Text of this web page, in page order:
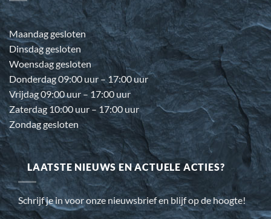
Maandag gesloten
Dinsdag gesloten
Woensdag gesloten
Donderdag 09:00 uur – 17:00 uur
Vrijdag 09:00 uur – 17:00 uur
Zaterdag 10:00 uur – 17:00 uur
Zondag gesloten
LAATSTE NIEUWS EN ACTUELE ACTIES?
Schrijf je in voor onze nieuwsbrief en blijf op de hoogte!